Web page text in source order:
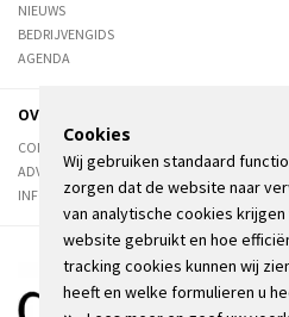
NIEUWS
BEDRIJVENGIDS
AGENDA
OVER DE STIENSER
CONTACT
ADVERTEREN
INFORMATIE
Cookies
Wij gebruiken standaard
zorgen dat de website naar
van analytische cookies
website gebruikt en hoe
tracking cookies kunnen wij
heeft en welke formulieren u